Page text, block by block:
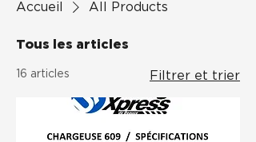
Accueil All Products
Tous les articles
16 articles Filtrer et trier